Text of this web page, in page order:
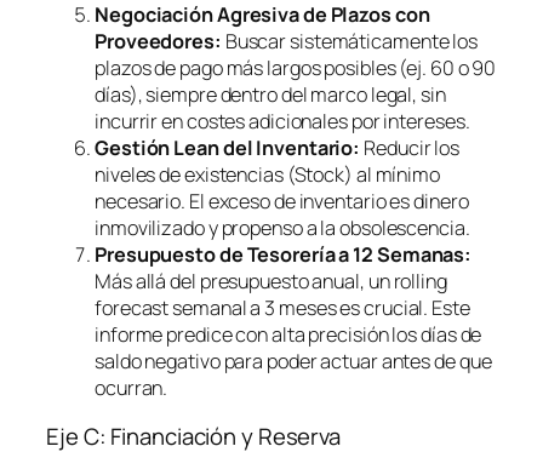
Negociación Agresiva de Plazos con
Proveedores: Buscar sistemáticamente los
plazos de pago más largos posibles (ej. 60 o 90
días), siempre dentro del marco legal, sin
incurrir en costes adicionales por intereses.
Gestión Lean del Inventario: Reducir los
niveles de existencias (Stock) al mínimo
necesario. El exceso de inventario es dinero
inmovilizado y propenso a la obsolescencia.
Presupuesto de Tesorería a 12 Semanas:
Más allá del presupuesto anual, unrolling
forecastsemanal a 3 meses es crucial. Este
informe predice con alta precisión los días de
saldo negativo para poder actuar antes de que
ocurran.
Eje C: Financiación y Reserva